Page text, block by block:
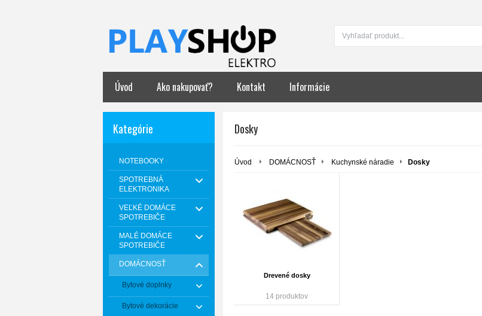
Úvod Ako nakupovať? Kontakt Informácie
Kategórie
NOTEBOOKY
SPOTREBNÁ
ELEKTRONIKA
VEĽKÉ DOMÁCE
SPOTREBIČE
MALÉ DOMÁCE
SPOTREBIČE
DOMÁCNOSŤ
Bytové doplnky
Bytové dekorácie
Dosky
Úvod DOMÁCNOSŤ Kuchynské náradie Dosky
Drevené dosky
14 produktov